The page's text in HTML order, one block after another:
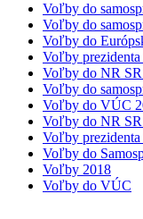
Voľby do
Voľby do
Voľby do
Voľby prezidenta
Voľby do NR
Voľby do
Voľby do VÚC
Voľby do NR
Voľby prezidenta
Voľby do
Voľby 2018
Voľby do VÚC